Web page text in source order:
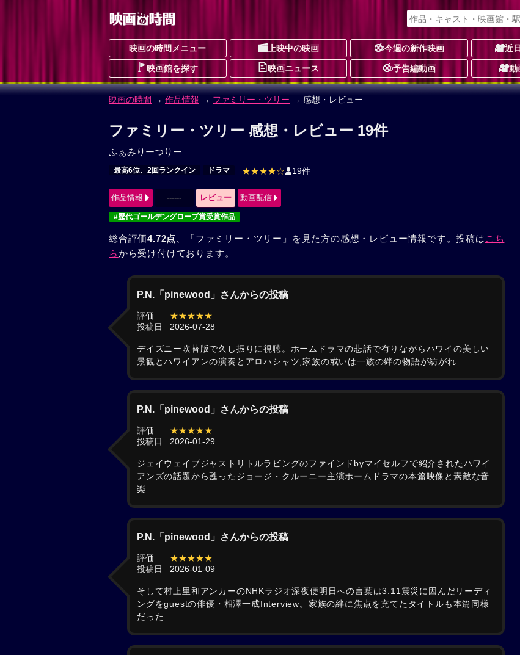
映画の時間メニュー 上映中の映画 今週の新作映画 近
映画館を探す 映画ニュース 予告編動画 動
映画の時間 → 作品情報 → ファミリー・ツリー → 感想・レビュー
ファミリー・ツリー 感想・レビュー 19件
ふぁみりーつりー
最高6位、2回ランクイン ドラマ ★★★★☆ 19件
作品情報 ------ レビュー 動画配信
#歴代ゴールデングローブ賞受賞作品
総合評価4.72点 、「ファミリー・ツリー」を見た方の感想・レビュー情報です。投稿は こち
らから受け付けております。
P.N.「pinewood」さんからの投稿
評価
★★★★★
投稿日
2026-07-28
デイズニー吹替版で久し振りに視聴。ホームドラマの悲話で有りながらハワイの美しい
景観とハワイアンの演奏とアロハシャツ,家族の或いは一族の絆の物語が紡がれ
P.N.「pinewood」さんからの投稿
評価
★★★★★
投稿日
2026-01-29
ジェイウェイブジャストリトルラビングのファインドbyマイセルフで紹介されたハワイ
アンズの話題から甦ったジョージ・クルーニー主演ホームドラマの本篇映像と素敵な音
楽
P.N.「pinewood」さんからの投稿
評価
★★★★★
投稿日
2026-01-09
そして村上里和アンカーのNHKラジオ深夜便明日への言葉は3:11震災に因んだリーディ
ングをguestの俳優・相澤一成Interview。家族の絆に焦点を充てたタイトルも本篇同様
だった